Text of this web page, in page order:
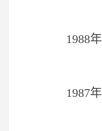
1988年
1987年